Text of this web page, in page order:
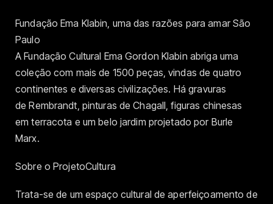
Fundação Ema Klabin, uma das razões para amar São
Paulo
A Fundação Cultural Ema Gordon Klabin abriga uma
coleção com mais de 1500 peças, vindas de quatro
continentes e diversas civilizações. Há gravuras
de Rembrandt, pinturas de Chagall, figuras chinesas
em terracota e um belo jardim projetado por Burle
Marx.
Sobre o ProjetoCultura
Trata-se de um espaço cultural de aperfeiçoamento de